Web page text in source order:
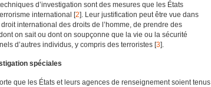
d’investigation sont des mesures que les États
international [2]. Leur justification peut être vue dans
international des droits de l’homme, de prendre des
on sait ou dont on soupçonne que la vie ou la sécurité
d’autres individus, y compris des terroristes [3].
spéciales
que les États et leurs agences de renseignement soient tenus